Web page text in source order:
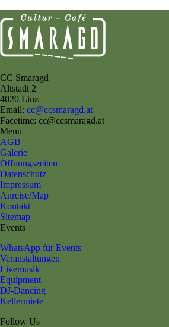
CC Smaragd
Altstadt 2
4020 Linz
Email: cc@ccsmaragd.at
Facetime: cc@ccsmaragd.at
Menu
AGB
Galerie
Öffnungszeiten
Datenschutz
Impressum
Anreise/Map
Kontakt
Sitemap
Events
WhatsApp für Events
Veranstaltungen
Livemusik
Equipment
DJ-Dancing
Kellermiete
Follow Us